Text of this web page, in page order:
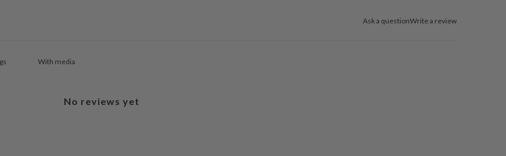
Ask a questionWrite a review
With media
No reviews yet